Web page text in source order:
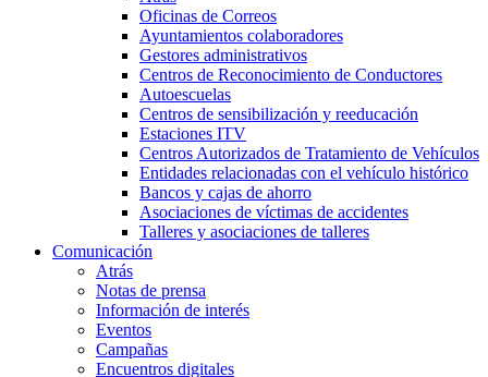
Oficinas de Correos
Ayuntamientos colaboradores
Gestores administrativos
Centros de Reconocimiento de Conductores
Autoescuelas
Centros de sensibilización y reeducación
Estaciones ITV
Centros Autorizados de Tratamiento de Vehículos
Entidades relacionadas con el vehículo histórico
Bancos y cajas de ahorro
Asociaciones de víctimas de accidentes
Talleres y asociaciones de talleres
Comunicación
Atrás
Notas de prensa
Información de interés
Eventos
Campañas
Encuentros digitales